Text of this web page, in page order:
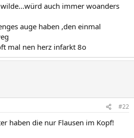
auch immer woanders
auge haben ,den einmal
mal nen herz infarkt 8o
#22
haben die nur Flausen im Kopf!